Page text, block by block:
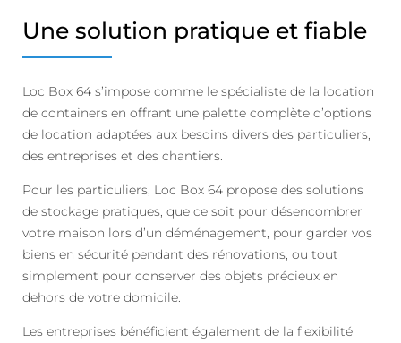
Une solution pratique et fiable
Loc Box 64 s’impose comme le spécialiste de la location
de containers en offrant une palette complète d’options
de location adaptées aux besoins divers des particuliers,
des entreprises et des chantiers.
Pour les particuliers, Loc Box 64 propose des solutions
de stockage pratiques, que ce soit pour désencombrer
votre maison lors d’un déménagement, pour garder vos
biens en sécurité pendant des rénovations, ou tout
simplement pour conserver des objets précieux en
dehors de votre domicile.
Les entreprises bénéficient également de la flexibilité